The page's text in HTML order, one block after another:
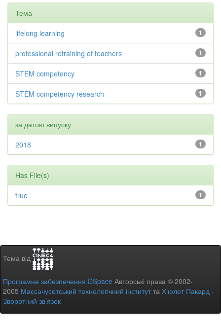
Тема
1
lifelong learning
1
professional retraining of teachers
1
STEM competency
1
STEM competency research
за датою випуску
1
2018
Has File(s)
1
true
Тема від
Програмне забезпечення DSpace Авторські права © 2002-
2005 Массачусетський технологічний інститутта Х’юлет Пакард -
Зворотний зв’язок